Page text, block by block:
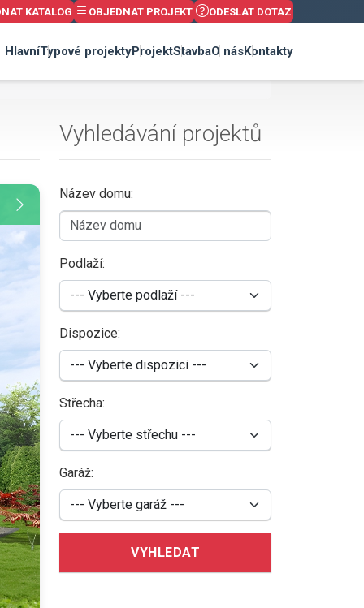
KATALOG OBJEDNAT PROJEKT ODESLAT DOTAZ
HlavníTypové projektyProjektStavbaO násKontakty
Vyhledávání projektů
Název domu:
Podlaží:
Dispozice:
Střecha:
Garáž:
VYHLEDAT